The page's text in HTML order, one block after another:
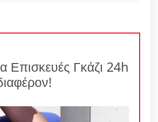
Επισκευές Γκάζι 24h